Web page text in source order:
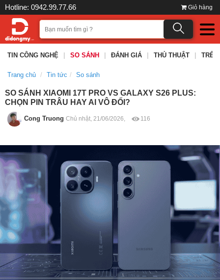
Hotline: 0942.99.77.66 Giỏ hàng
TIN CÔNG NGHỆ SO SÁNH ĐÁNH GIÁ THỦ THUẬT TRÊN
Trang chủ Tin tức So sánh
SO SÁNH XIAOMI 17T PRO VS GALAXY S26 PLUS:
CHỌN PIN TRÂU HAY AI VÔ ĐỐI?
Cong Truong Chủ nhật, 21/06/2026, 116